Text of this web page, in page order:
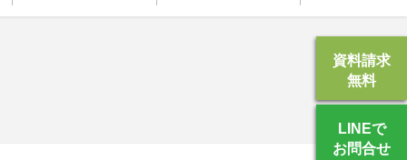
資料請求
無料
LINEで
お問合せ